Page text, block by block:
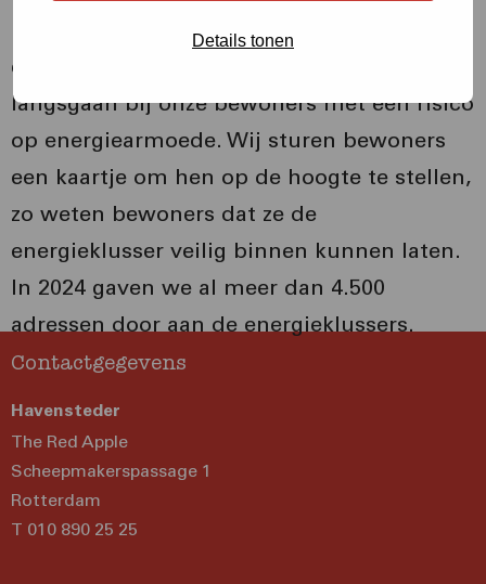
Details tonen
Havensteder werkt samen met deze
energieklus-partijen om te zorgen dat zij
langsgaan bij onze bewoners met een risico
op energiearmoede. Wij sturen bewoners
een kaartje om hen op de hoogte te stellen,
zo weten bewoners dat ze de
energieklusser veilig binnen kunnen laten.
In 2024 gaven we al meer dan 4.500
adressen door aan de energieklussers.
Contactgegevens
Havensteder
The Red Apple
Scheepmakerspassage 1
Rotterdam
T 010 890 25 25